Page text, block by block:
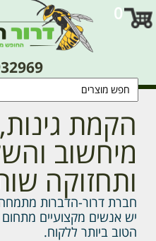
0
הקמת
מיחשוב
ותחזוקה
חברת דרור-הדברות מתמחה
יש אנשים מקצועיים
הטוב ביותר ללקוח.